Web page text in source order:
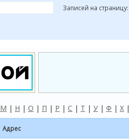
Записей на страницу:
М | Н | О | П | Р | С | Т | У | Ф | Х |
Адрес